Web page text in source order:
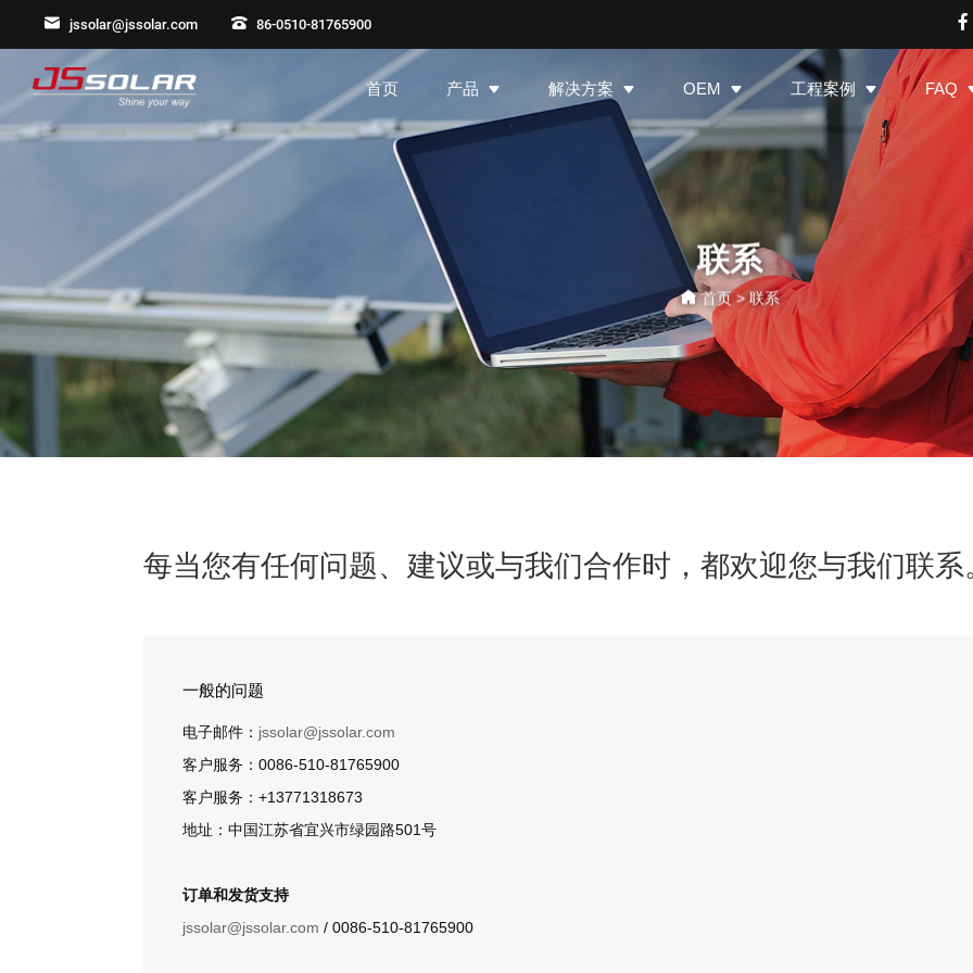
jssolar@jssolar.com 86-0510-81765900
首页 产品 解决方案 OEM 工程案例 FAQ
联系
首页> 联系
每当您有任何问题、建议或与我们合作时，都欢迎您与我们联系
一般的问题
电子邮件： jssolar@jssolar.com
客户服务：0086-510-81765900
客户服务：+13771318673
地址：中国江苏省宜兴市绿园路501号
订单和发货支持
jssolar@jssolar.com / 0086-510-81765900